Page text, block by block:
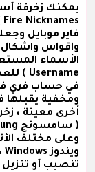
يمكنك زخرفة
فاير موبايل
واقواس واشكال
الأسماء
Username )
في حساب فري
ومخفية يقبلها
أخرى معينة ،
تنصيب أو تنزيل